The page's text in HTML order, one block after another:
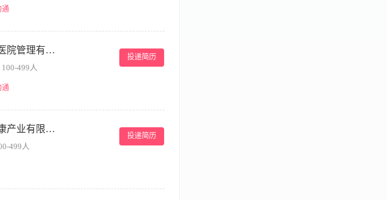
通
； 4、指导、培训、监督各级员工，提升其院内综
程，确保医疗安全，提高医疗质量；7、参与讨
作。 任职资格： 1、本科及以上学历，临床或外
通能力； 4、具有成熟的团队管理经验，形象
江苏灵美东方医院管理有限公司
499人
投递简历
通
及应变能力浙江耀然大健康产业有限公司.
499人
投递简历